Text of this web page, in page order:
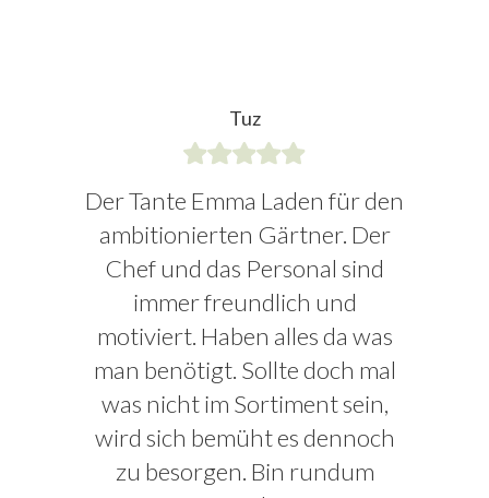
Tuz
Der Tante Emma Laden für den
ambitionierten Gärtner. Der
Chef und das Personal sind
immer freundlich und
motiviert. Haben alles da was
man benötigt. Sollte doch mal
was nicht im Sortiment sein,
wird sich bemüht es dennoch
zu besorgen. Bin rundum